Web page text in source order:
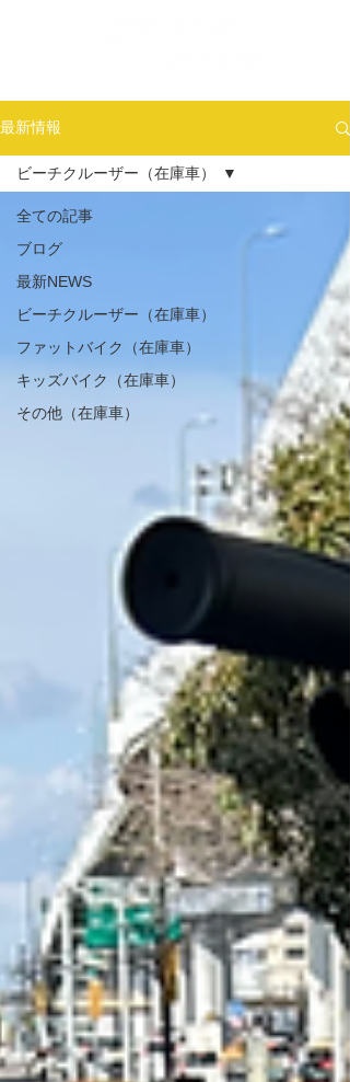
最新情報
全ての記事
ブログ
最新NEWS
ビーチクルーザー（在庫車）
ファットバイク（在庫車）
キッズバイク（在庫車）
その他（在庫車）
ビーチクルーザー（在庫車）